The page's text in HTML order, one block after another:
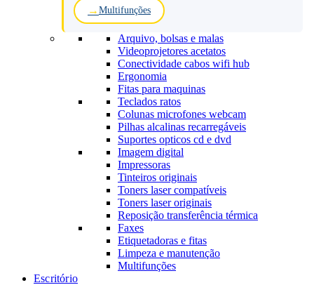
Multifunções
Arquivo, bolsas e malas
Videoprojetores acetatos
Conectividade cabos wifi hub
Ergonomia
Fitas para maquinas
Teclados ratos
Colunas microfones webcam
Pilhas alcalinas recarregáveis
Suportes opticos cd e dvd
Imagem digital
Impressoras
Tinteiros originais
Toners laser compatíveis
Toners laser originais
Reposição transferência térmica
Faxes
Etiquetadoras e fitas
Limpeza e manutenção
Multifunções
Escritório